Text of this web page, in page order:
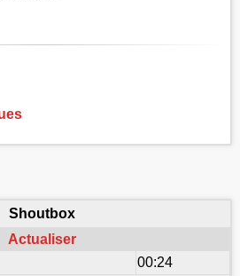
Shoutbox
Actualiser
00:24